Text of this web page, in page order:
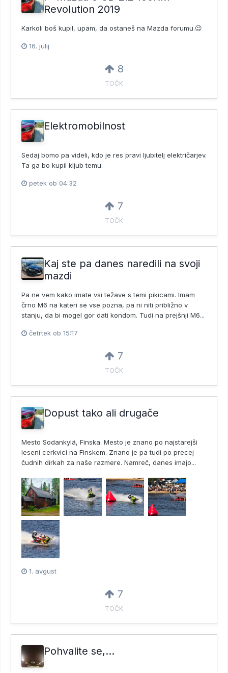
Revolution 2019
Karkoli boš kupil, upam, da ostaneš na Mazda forumu.😉
16. julij
8
TOČK
Elektromobilnost
Sedaj bomo pa videli, kdo je res pravi ljubitelj električarjev.
Ta ga bo kupil kljub temu.
petek ob 04:32
7
TOČK
Kaj ste pa danes naredili na svoji
mazdi
Pa ne vem kako imate vsi težave s temi pikicami. Imam
črno M6 na kateri se vse pozna, pa ni niti približno v
stanju, da bi mogel gor dati kondom. Tudi na prejšnji M6...
četrtek ob 15:17
7
TOČK
Dopust tako ali drugače
Mesto Sodankylä, Finska. Mesto je znano po najstarejši
leseni cerkvici na Finskem. Znano je pa tudi po precej
čudnih dirkah za naše razmere. Namreč, danes imajo...
1. avgust
7
TOČK
Pohvalite se,...